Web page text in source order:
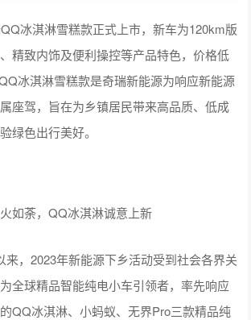
冰淇淋雪糕款正式上市，新车为120km版
精致内饰及便利操控等产品特色，价格低
冰淇淋雪糕款是奇瑞新能源为响应新能源
座驾，旨在为乡镇居民带来高品质、低成
绿色出行美好。
荼，QQ冰淇淋诚意上新
，2023年新能源下乡活动受到社会各界关
全球精品智能纯电小车引领者，率先响应
QQ冰淇淋、小蚂蚁、无界Pro三款精品纯